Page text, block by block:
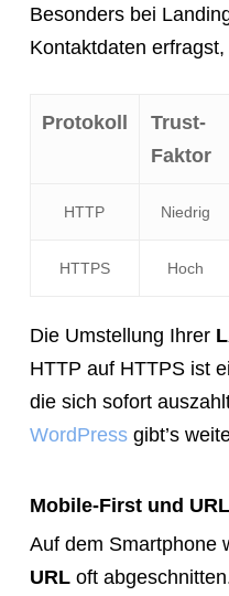
Besonders bei
Kontaktdaten
Protokoll
Trust-
Faktor
HTTP Niedrig
HTTPS Hoch
Die Umstellung Ihrer
HTTP auf HTTPS ist
die sich sofort
WordPressgibt’s
Mobile-First und
Auf dem Smartphone
URLoft